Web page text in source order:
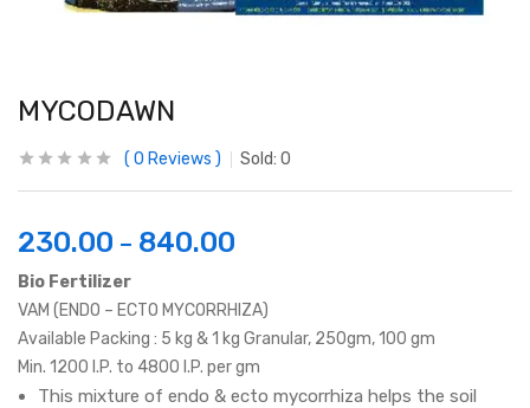
MYCODAWN
0 Reviews Sold: 0
230.00 – 840.00
Bio Fertilizer
VAM (ENDO – ECTO MYCORRHIZA)
Available Packing : 5 kg & 1 kg Granular, 250gm, 100 gm
Min. 1200 I.P. to 4800 I.P. per gm
This mixture of endo & ecto mycorrhiza helps the soil